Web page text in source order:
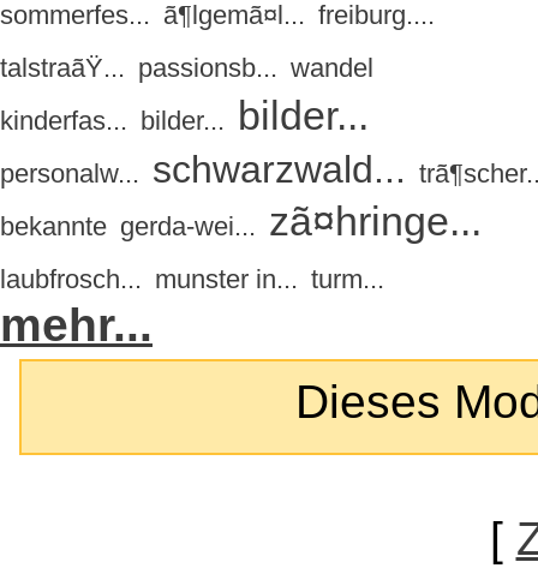
sommerfes... ã¶lgemã¤l... freiburg....
talstraãŸ... passionsb... wandel
kinderfas... bilder... bilder...
personalw... schwarzwald...
bekannte gerda-wei... zã¤hringe...
laubfrosch... munster in... turm...
mehr...
Dieses
[